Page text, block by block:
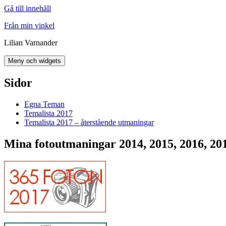
Gå till innehåll
Från min vinkel
Lilian Varnander
Meny och widgets
Sidor
Egna Teman
Temalista 2017
Temalista 2017 – återstående utmaningar
Mina fotoutmaningar 2014, 2015, 2016,